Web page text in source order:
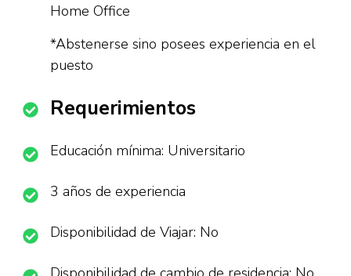
Home Office
*Abstenerse sino posees experiencia en el
puesto
Requerimientos
Educación mínima: Universitario
3 años de experiencia
Disponibilidad de Viajar: No